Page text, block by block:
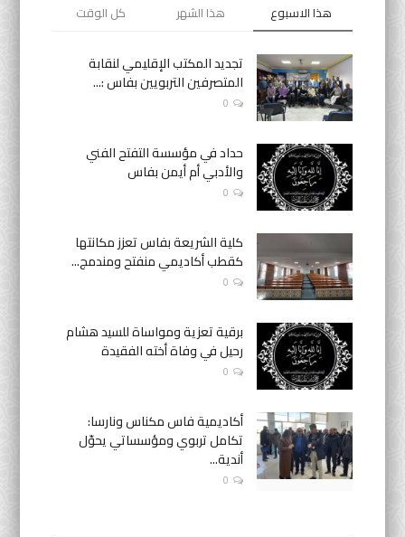
هذا الاسبوع هذا الشهر كل الوقت
تجديد المكتب الإقليمي لنقابة
المتصرفين التربويين بفاس :...
0
حداد في مؤسسة التفتح الفني
والأدبي أم أيمن بفاس
0
كلية الشريعة بفاس تعزز مكانتها
كقطب أكاديمي منفتح ومندمج...
0
برقية تعزية ومواساة للسيد هشام
رحيل في وفاة أخته الفقيدة
0
أكاديمية فاس مكناس ونارسا:
تكامل تربوي ومؤسساتي يحوّل
أندية...
0